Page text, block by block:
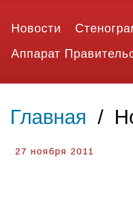
Новости
Аппарат
Главная /
27 ноября 2011